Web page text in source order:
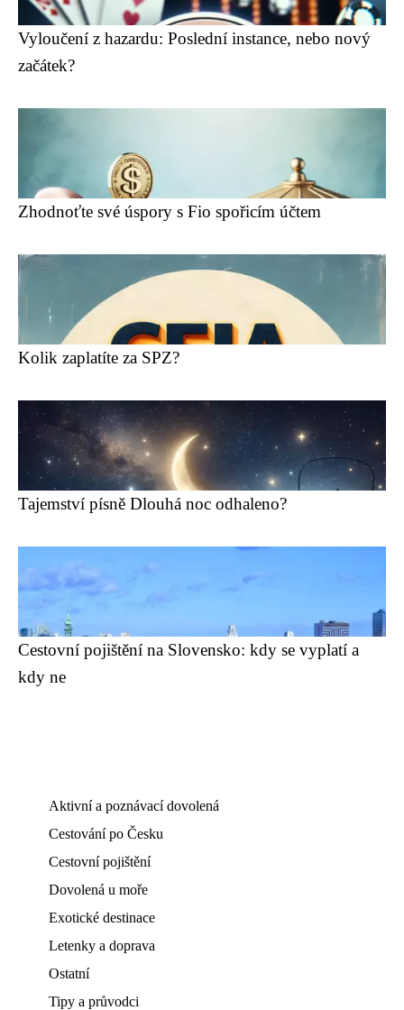
Vyloučení z hazardu: Poslední instance, nebo nový
začátek?
Zhodnoťte své úspory s Fio spořicím účtem
Kolik zaplatíte za SPZ?
Tajemství písně Dlouhá noc odhaleno?
Cestovní pojištění na Slovensko: kdy se vyplatí a
kdy ne
Aktivní a poznávací dovolená
Cestování po Česku
Cestovní pojištění
Dovolená u moře
Exotické destinace
Letenky a doprava
Ostatní
Tipy a průvodci